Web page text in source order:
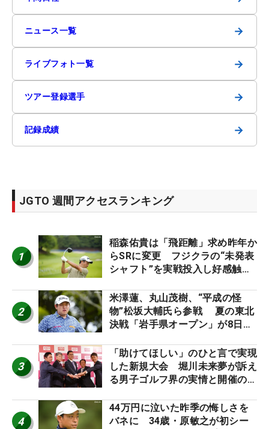
ニュース一覧 →
ライブフォト一覧 →
ツアー登録選手 →
記録成績 →
JGTO 週間アクセスランキング
1
稲森佑貴は「飛距離」求め昨年か
らSRに変更 フジクラの“未発表
シャフト”を実戦投入し好感触
ーのヒトネタ！】
2
米澤蓮、丸山茂樹、“平成の怪
物”松坂大輔氏ら参戦 夏の東北
決戦「岩手県オープン」が8日開
3
「助けてほしい」のひと言で実現
した新規大会 堀川未来夢が訴え
る男子ゴルフ界の実情と開催の舞
4
44万円に泣いた昨季の悔しさを
バネに 34歳・原敏之が初シー